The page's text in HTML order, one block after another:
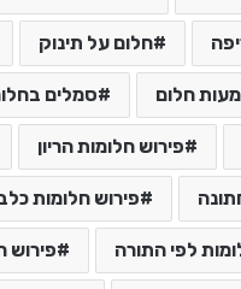
חלום על תינוק
חלום סמלים
פירוש חלומות הריון
פירוש חלומות
לפי התורה פירוש